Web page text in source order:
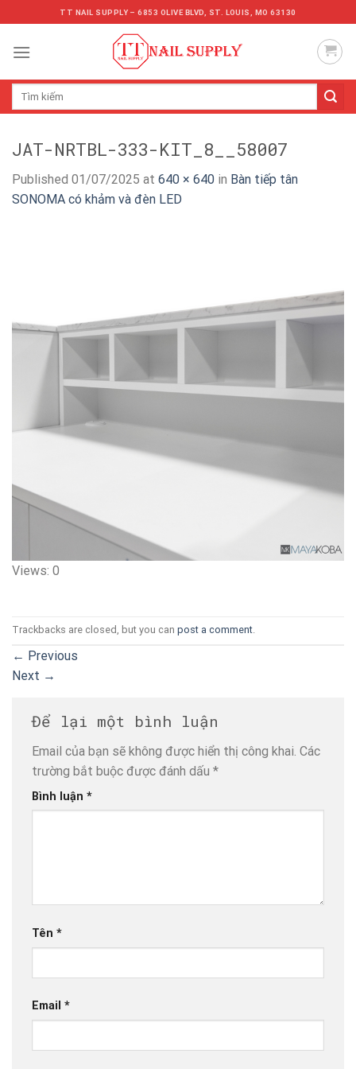
to
content
TT NAIL SUPPLY – 6853 OLIVE BLVD, ST. LOUIS, MO 63130
Tìm
JAT-NRTBL-333-KIT_8__58007
Published 01/07/2025 at 640 × 640 in Bàn tiếp tân
SONOMA có khảm và đèn LED
Views: 0
Trackbacks are closed, but you can post a comment.
← Previous
Next →
Để lại một bình luận
Email của bạn sẽ không được hiển thị công khai. Các
trường bắt buộc được đánh dấu *
Bình luận *
Tên *
Email *